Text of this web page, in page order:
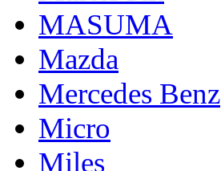
MASUMA
Mazda
Mercedes Benz
Micro
Miles